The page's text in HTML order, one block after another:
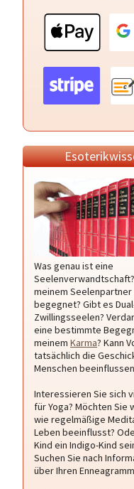
Was genau ist eine
meinem Seelenpartner
begegnet? Gibt es
Zwillingsseelen?
eine bestimmte
meinem Karma? Kann
tatsächlich die
Menschen
Interessieren Sie sich
für Yoga? Möchten Sie
wie regelmäßige
Leben beeinflusst?
Kind ein Indigo-Kind
Suchen Sie nach
über Ihren